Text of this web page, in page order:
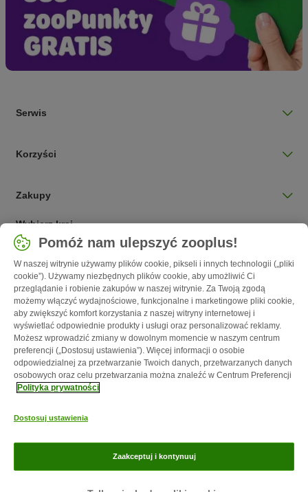
Serwis
Korzyści
Zakupy
Wybierz kraj
Polska / PL
Follow zooplus
O nas Kariera - Kraków
odstąpienia od umowy
Kontakt Informacje o przesyłce
Metody
Program partnerski
Korzyści
Pomóż nam ulepszyć zooplus!
W naszej witrynie używamy plików cookie, pikseli i innych technologii („pliki
cookie”). Używamy niezbędnych plików cookie, aby umożliwić Ci
przeglądanie i robienie zakupów w naszej witrynie. Za Twoją zgodą
możemy włączyć wydajnościowe, funkcjonalne i marketingowe pliki cookie,
aby zwiększyć komfort korzystania z naszej witryny internetowej i
wyświetlać odpowiednie produkty i usługi oraz personalizować reklamy.
Możesz wprowadzić zmiany w dowolnym momencie w naszym centrum
preferencji („Dostosuj ustawienia”). Więcej informacji o osobie
odpowiedzialnej za przetwarzanie Twoich danych, przetwarzanych danych
osobowych oraz celu przetwarzania można znaleźć w Centrum Preferencji
Polityka prywatności
Dostosuj ustawienia
Zaakceptuj i kontynuuj